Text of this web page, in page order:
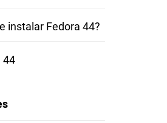
instalar Fedora 44?
44